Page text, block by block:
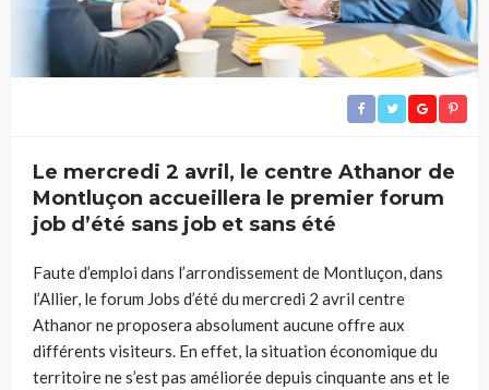
Le mercredi 2 avril, le centre Athanor de
Montluçon accueillera le premier forum
job d’été sans job et sans été
Faute d’emploi dans l’arrondissement de Montluçon, dans
l’Allier, le forum Jobs d’été du mercredi 2 avril centre
Athanor ne proposera absolument aucune offre aux
différents visiteurs. En effet, la situation économique du
territoire ne s’est pas améliorée depuis cinquante ans et le